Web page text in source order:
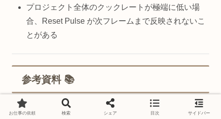
プロジェクト全体のクックレートが極端に低い場
合、Reset Pulse が次フレームまで反映されないこ
とがある
参考資料 📚
お仕事の依頼 検索 シェア 目次 サイドバー